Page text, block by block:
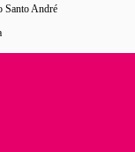
Santo André